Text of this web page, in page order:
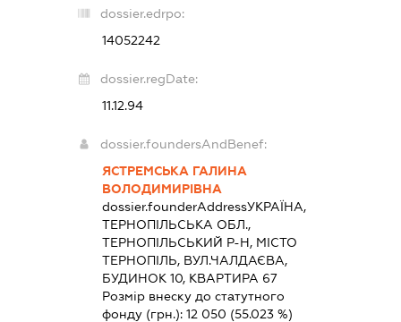
dossier.edrpo:
14052242
dossier.regDate:
11.12.94
dossier.foundersAndBenef:
ЯСТРЕМСЬКА ГАЛИНА
ВОЛОДИМИРІВНА
dossier.founderAddressУКРАЇНА,
ТЕРНОПІЛЬСЬКА ОБЛ.,
ТЕРНОПІЛЬСЬКИЙ Р-Н, МІСТО
ТЕРНОПІЛЬ, ВУЛ.ЧАЛДАЄВА,
БУДИНОК 10, КВАРТИРА 67
Розмір внеску до статутного
фонду (грн.): 12 050 (55.023 %)